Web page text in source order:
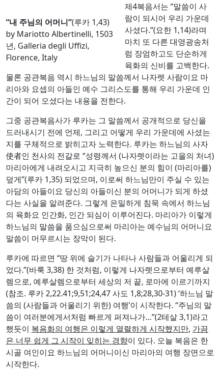
“내 주님의 어머니”(루카 1,43)
by Mariotto Albertinelli, 1503
년, Galleria degli Uffizi,
Florence, Italy
제4복음서는 “말씀이 사
람이 되시어 우리 가운데
사셨다.”(요한 1,14)라며
마치 또 다른 대영광송처
럼 장엄하고도 단순하게
육화의 신비를 고백한다.
물론 공관복음 역시 하느님의 말씀께서 나자렛 사람이요 마
리아와 요셉의 아들인 예수 그리스도를 통해 우리 가운데 인
간이 되어 오셨다는 내용을 전한다.
그중 공관복음사가 루카는 그 말씀께서 공개적으로 당신을
드러내시기 전에 언제, 그리고 어떻게 우리 가운데에 사셨는
지를 구체적으로 밝히고자 노력한다. 루카는 하느님의 사자
使者인 천사의 전갈로 “성령께서 (나자렛이라는 고을의 처녀)
마리아에게 내려오시고 지극히 높으신 분의 힘이 (마리아를)
덮게”(루카 1,35) 되었으며, 이로써 하느님만이 주실 수 있는
아담의 아들이요 당신의 아들이신 분의 어머니가 되게 하셨
다는 사실을 알려준다. 그렇게 은밀하게 침묵 속에서 하느님
의 육화요 인간화, 인간 되심이 이루어진다. 마리아가 이렇게
하느님의 말씀을 품으심으로써 마리아는 예수님의 어머니요
말씀이 머무르시는 장막이 된다.
루카에 따르면 “땅 위에 슬기가 나타나 사람들과 어울리게 되
었다.”(바룩 3,38) 한 것처럼, 이렇게 나자렛으로부터 예루살
렘으로, 예루살렘으로부터 세상의 저 끝, 로마에 이르기까지
(참조. 루카 2,22.41;9,51;24,47 사도 1,8;28,30-31) ‘하느님 말
씀의 (사람들과 어울리기 위한) 여행’이 시작한다. “주님의 말
씀이 여러분에게서처럼 빠르게 퍼져나가…”(2테살 3,1)라고
했듯이 복음화의 여행은 이렇게 열렬하게 시작했지만, 가끔
은 너무 쉽게 그 시작이 잊히는 경향이 있다. 오늘 복음은 한
시골 여인이요 하느님의 어머니이신 마리아의 여행 장면으로
시작한다.